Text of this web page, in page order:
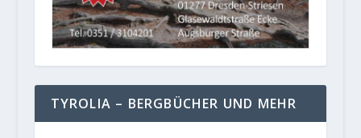
TYROLIA – BERGBÜCHER UND MEHR